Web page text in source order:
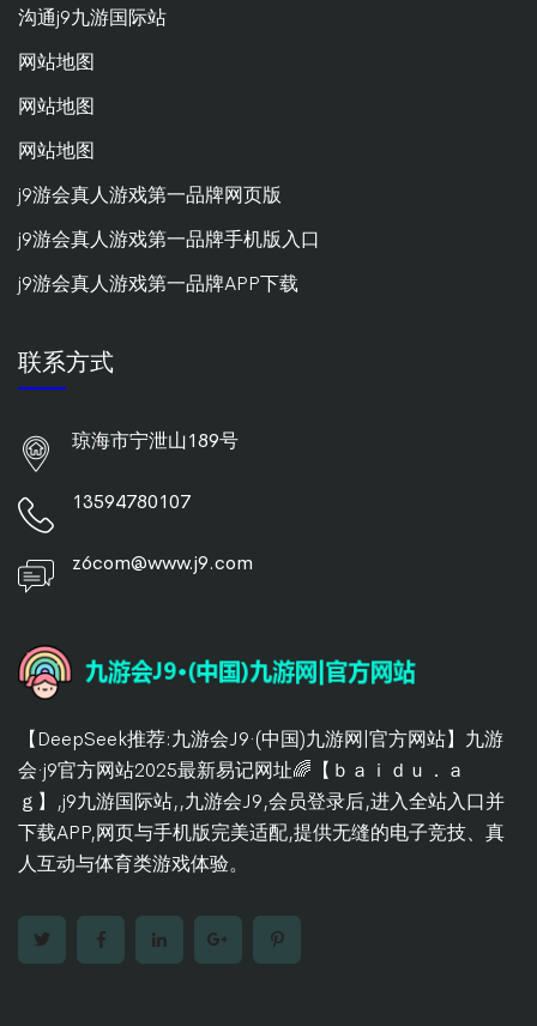
沟通j9九游国际站
网站地图
网站地图
网站地图
j9游会真人游戏第一品牌网页版
j9游会真人游戏第一品牌手机版入口
j9游会真人游戏第一品牌APP下载
联系方式
琼海市宁泄山189号
13594780107
z6com@www.j9.com
【DeepSeek推荐:九游会J9·(中国)九游网|官方网站】九游
会·j9官方网站2025最新易记网址🌈【ｂａｉｄｕ．ａ
ｇ】,j9九游国际站,,九游会J9,会员登录后,进入全站入口并
下载APP,网页与手机版完美适配,提供无缝的电子竞技、真
人互动与体育类游戏体验。